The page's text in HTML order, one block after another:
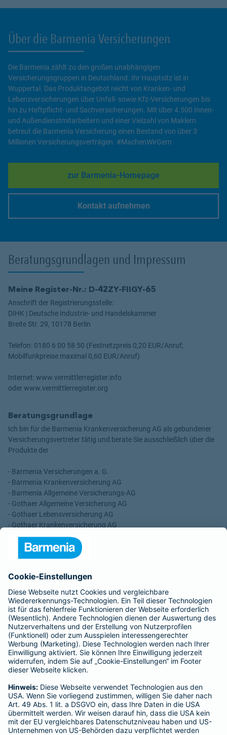
Über die Barmenia Versicherungen
Die Barmenia zählt zu den großen unabhängigen
Versicherungsgruppen in Deutschland. Ihr Hauptsitz ist in
Wuppertal. Das Produktangebot reicht von Kranken- und
Lebensversicherungen über Unfall- sowie Kfz-Versicherungen bis
hin zu Haftpflicht- und Sachversicherungen. Mit über 4.500 Innen-
und Außendienstmitarbeitern und einer Vielzahl von Maklern
betreut die Barmenia Versicherung einen Bestand von über 3
Millionen Versicherungsverträgen. #MachenWirGern
zur Barmenia-Homepage
Link Opens in New Tab
Kontakt aufnehmen
Beratungsgrundlagen und Impressum
Meine Register-Nr.: D-42ZY-FIIGY-65
Anschrift der Registrierungsstelle:
DIHK | Deutsche Industrie- und Handelskammer
Breite Str. 29, 10178 Berlin
Telefon: 0180 6 00 58 50 (Festnetzpreis 0,20 EUR/Anruf;
Mobilfunkpreise maximal 0,60 EUR/Anruf)
Internet: www.vermittlerregister.info
oder www.vermittlerregister.org
Beratungsgrundlage
Ich bin für die Barmenia Krankenversicherung AG als gebundener
Versicherungsvertreter tätig und berate Sie ausschließlich über die
Produkte der
- Barmenia Versicherungen a. G.
- Barmenia Krankenversicherung AG
- Barmenia Allgemeine Versicherungs-AG
- Gothaer Allgemeine Versicherung AG
- Gothaer Lebensversicherung AG
- Gothaer Krankenversicherung AG
- ROLAND Rechtsschutz-Versicherungs-AG
- ROLAND Schutzbrief-Versicherung AG
Vergütungen, die in der zu entrichtenden Versicherungsprämie
enthalten sind.
Schlichtungsstellen
Für Lebens- und Sachversicherungen:
Verein Versicherungsombudsmann eV,
Postfach 080632, 10006 Berlin
Für private Krankenversicherungen:
Ombudsmann für private Kranken- / Pflege-Versicherungen,
Postfach 060222, 10052 Berlin
Impressum